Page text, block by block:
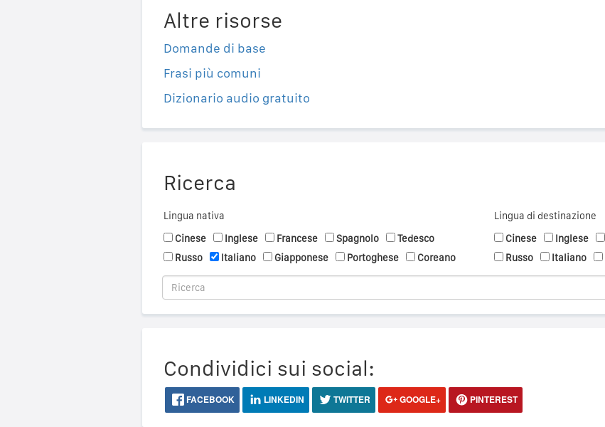
Altre risorse
Domande di base
Frasi più comuni
Dizionario audio gratuito
Ricerca
Lingua nativa
Cinese
Inglese Francese Spagnolo
Tedesco
Russo
Italiano Giapponese Portoghese Coreano
Lingua di destinazione
Cinese
Inglese
Russo
Italiano
Condividici sui social:
FACEBOOK LINKEDIN TWITTER GOOGLE+ PINTEREST